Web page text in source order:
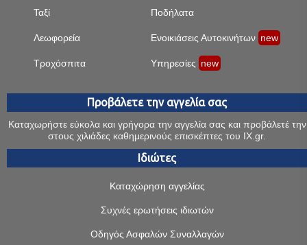
Ταξί
Λεωφορεία
Τροχόσπιτα
Ποδήλατα
Ενοικιάσεις Αυτοκινήτων new
Υπηρεσίες new
Προβάλετε την αγγελία σας
Καταχωρήστε εύκολα και γρήγορα την αγγελία σας και προβάλετέ την
στους χιλιάδες καθημερινούς επισκέπτες του IX.gr.
Ιδιώτες
Καταχώρηση αγγελίας
Συχνές ερωτήσεις ιδιωτών
Οδηγός Ασφαλών Συναλλαγών